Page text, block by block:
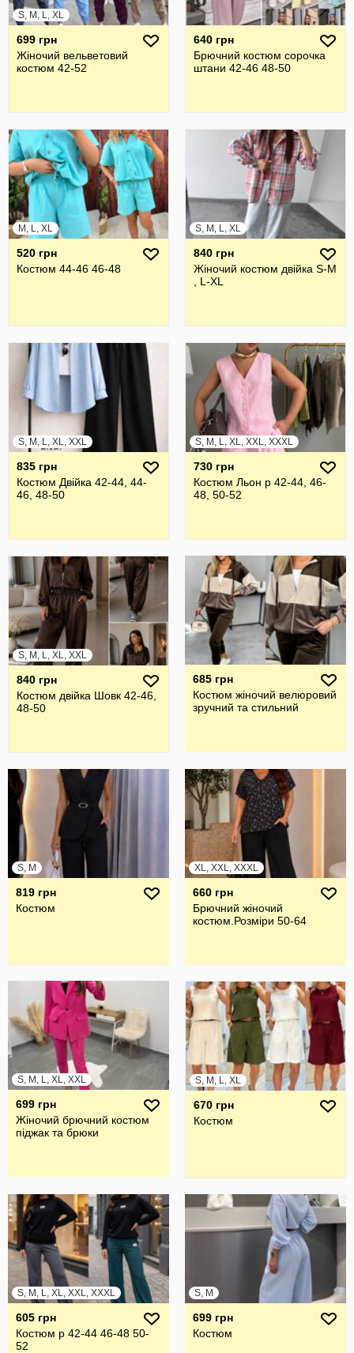
S, M, L, XL
699 грн
Жіночий вельветовий
костюм 42-52
640 грн
Брючний костюм сорочка
штани 42-46 48-50
M, L, XL
520 грн
Костюм 44-46 46-48
S, M, L, XL
840 грн
Жіночий костюм двійка S-M
, L-XL
S, M, L, XL, XXL
835 грн
Костюм Двійка 42-44, 44-
46, 48-50
S, M, L, XL, XXL, XXXL
730 грн
Костюм Льон р 42-44, 46-
48, 50-52
S, M, L, XL, XXL
840 грн
Костюм двійка Шовк 42-46,
48-50
685 грн
Костюм жіночий велюровий
зручний та стильний
S, M
819 грн
Костюм
XL, XXL, XXXL
660 грн
Брючний жiночий
костюм.Розмiри 50-64
S, M, L, XL, XXL
699 грн
Жіночий брючний костюм
піджак та брюки
S, M, L, XL
670 грн
Костюм
S, M, L, XL, XXL, XXXL
605 грн
Костюм р 42-44 46-48 50-
52
S, M
699 грн
Костюм